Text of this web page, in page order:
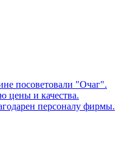
посоветовали "Очаг".
цены и качества.
персоналу фирмы.